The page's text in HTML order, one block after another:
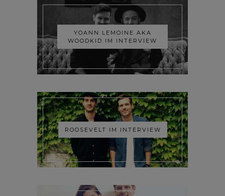
YOANN LEMOINE AKA
WOODKID IM INTERVIEW
ROOSEVELT IM INTERVIEW